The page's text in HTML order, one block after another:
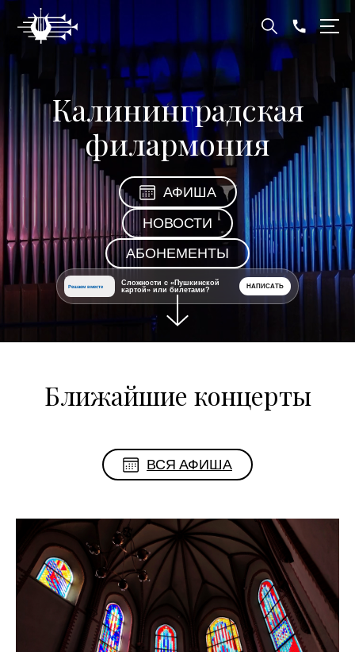
Калининградская
филармония
АФИША
НОВОСТИ
АБОНЕМЕНТЫ
Решаем вместе
Сложности с «Пушкинской
картой» или билетами?
НАПИСАТЬ
Ближайшие концерты
ВСЯ АФИША